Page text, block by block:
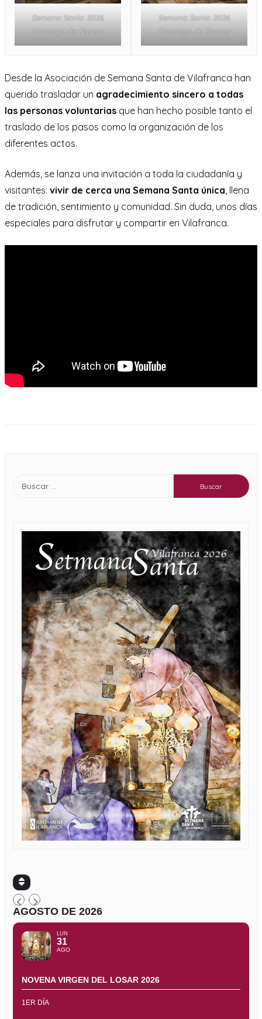
Semana Santa 2026,
Domingo de Ramos
Semana Santa 2026,
Domingo de Ramos
Desde la Asociación de Semana Santa de Vilafranca han
querido trasladar un agradecimiento sincero a todas
las personas voluntarias que han hecho posible tanto el
traslado de los pasos como la organización de los
diferentes actos.
Además, se lanza una invitación a toda la ciudadanía y
visitantes: vivir de cerca una Semana Santa única , llena
de tradición, sentimiento y comunidad. Sin duda, unos días
especiales para disfrutar y compartir en Vilafranca.
AGOSTO DE 2026
LUN
31
AGO
NOVENA VIRGEN DEL LOSAR 2026
1ER DÍA